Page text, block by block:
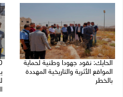
الحايك: نقود جهودا وطنية لحماية
المواقع الأثرية والتاريخية المهددة
بالخطر